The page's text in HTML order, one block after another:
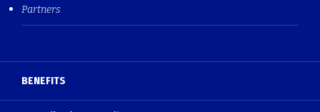
Partners
BENEFITS